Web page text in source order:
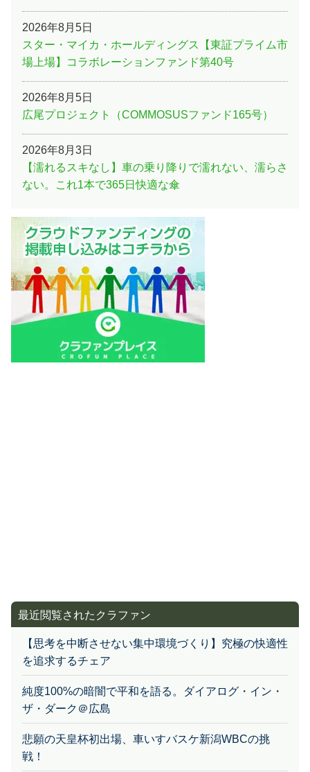
2026年8月5日
スター・マイカ・ホールディングス【東証プライム市
場上場】コラボレーションファンド第40号
2026年8月5日
広尾プロジェクト（COMMOSUSファンド165号）
2026年8月3日
【濡れるスキなし】車の乗り降りで濡れない、濡らさ
ない。これ1本で365日快適な傘
最近閲覧されたクラファン
【思考を中断させない集中環境づくり】究極の快適性
を追求するチェア
純度100%の暗闇で平和を語る。ダイアログ・イン・
ザ・ダーク＠広島
悲願の天皇杯初出場、車いすバスケ新潟WBCの挑
戦！